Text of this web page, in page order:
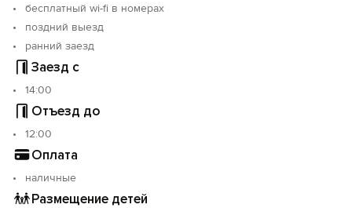
Запрещено курить в апартаментах, общественных
зонах и иных не отведенных для этого местах. За
нарушение предусматривается штраф 5000 руб.
Объект прошёл классификацию. Номер реестровой
записи: С092026027555.
бесплатный wi-fi в номерах
поздний выезд
ранний заезд
Заезд с
14:00
Отъезд до
12:00
Оплата
наличные
Размещение детей